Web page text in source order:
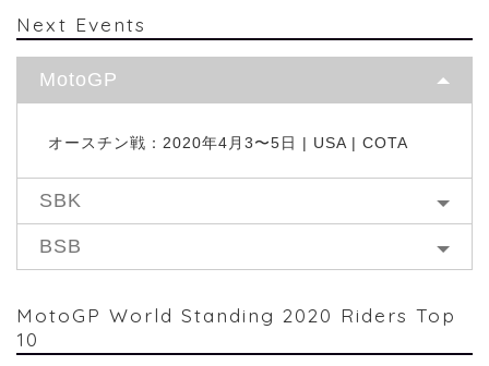
Next Events
MotoGP
オースチン戦：2020年4月3〜5日 | USA | COTA
SBK
BSB
MotoGP World Standing 2020 Riders Top
10